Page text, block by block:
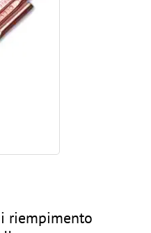
riempimento